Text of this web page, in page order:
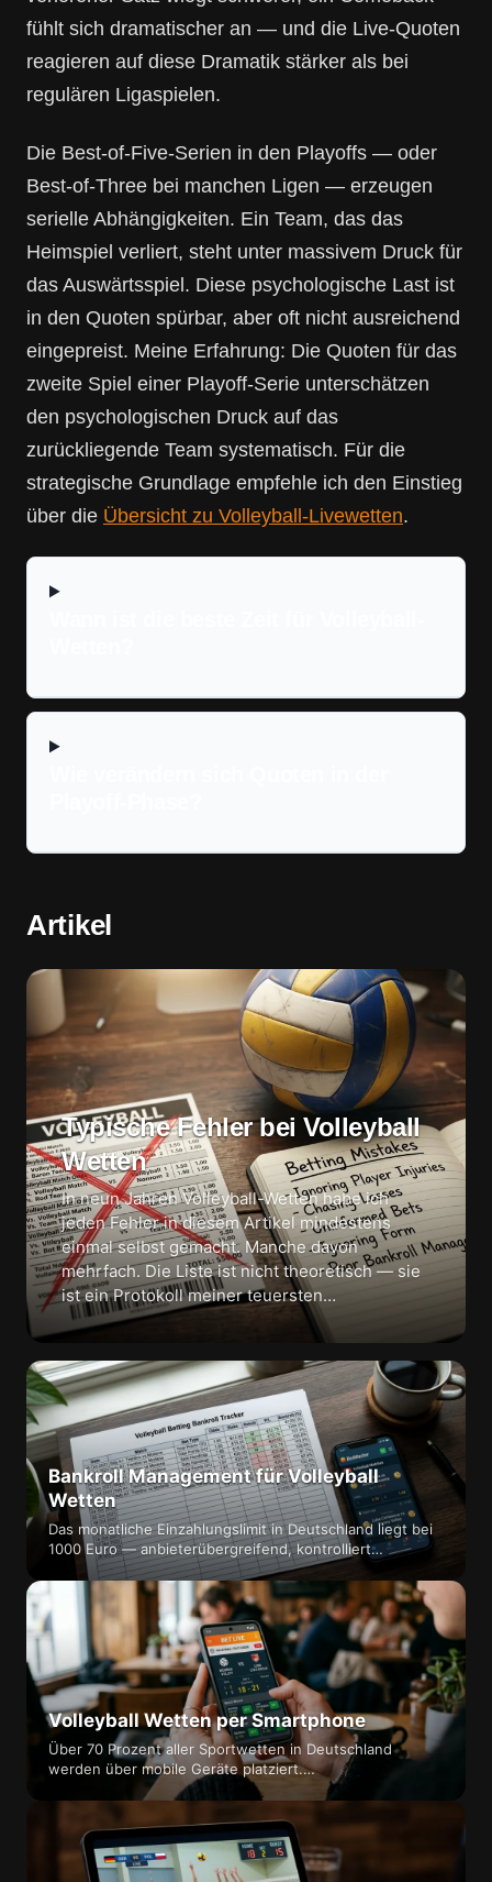
fühlt sich dramatischer an — und die Live-Quoten
reagieren auf diese Dramatik stärker als bei
regulären Ligaspielen.
Die Best-of-Five-Serien in den Playoffs — oder
Best-of-Three bei manchen Ligen — erzeugen
serielle Abhängigkeiten. Ein Team, das das
Heimspiel verliert, steht unter massivem Druck für
das Auswärtsspiel. Diese psychologische Last ist
in den Quoten spürbar, aber oft nicht ausreichend
eingepreist. Meine Erfahrung: Die Quoten für das
zweite Spiel einer Playoff-Serie unterschätzen
den psychologischen Druck auf das
zurückliegende Team systematisch. Für die
strategische Grundlage empfehle ich den Einstieg
über die Übersicht zu Volleyball-Livewetten.
Artikel
Typische Fehler bei Volleyball
Wetten
In neun Jahren Volleyball-Wetten habe ich
jeden Fehler in diesem Artikel mindestens
einmal selbst gemacht. Manche davon
mehrfach. Die Liste ist nicht theoretisch — sie
ist ein Protokoll meiner teuersten…
Bankroll Management für Volleyball
Wetten
Das monatliche Einzahlungslimit in Deutschland liegt bei
1000 Euro — anbieterübergreifend, kontrolliert…
Volleyball Wetten per Smartphone
Über 70 Prozent aller Sportwetten in Deutschland
werden über mobile Geräte platziert.…